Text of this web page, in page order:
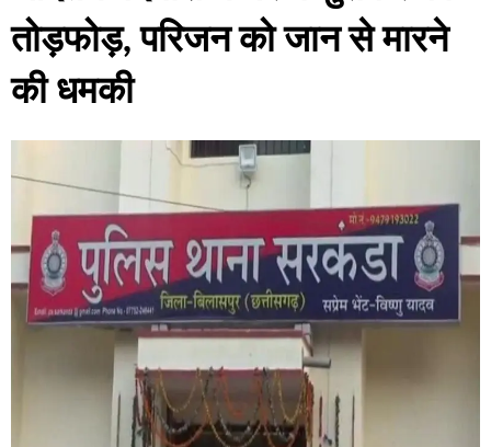
तोड़फोड़, परिजन को जान से मारने
की धमकी